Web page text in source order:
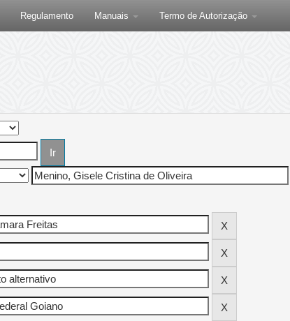
Regulamento Manuais Termo de Autorização